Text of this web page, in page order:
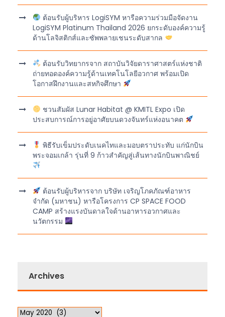
ต้อนรับผู้บริหาร LogiSYM หารือความร่วมมือจัดงาน
LogiSYM Platinum Thailand 2026 ยกระดับองค์ความรู้
ด้านโลจิสติกส์และซัพพลายเชนระดับสากล
ต้อนรับวิทยากรจาก สถาบันวิจัยดาราศาสตร์แห่งชาติ
ถ่ายทอดองค์ความรู้ด้านเทคโนโลยีอวกาศ พร้อมเปิด
โอกาสฝึกงานและสหกิจศึกษา
ชวนสัมผัส Lunar Habitat @ KMITL Expo เปิด
ประสบการณ์การอยู่อาศัยบนดวงจันทร์แห่งอนาคต
พิธีรับเข็มประดับเนคไทและมอบตราประทับ แก่นักบิน
พระจอมเกล้า รุ่นที่ 9 ก้าวสำคัญสู่เส้นทางนักบินพาณิชย์
ต้อนรับผู้บริหารจาก บริษัท เจริญโภคภัณฑ์อาหาร
จำกัด (มหาชน) หารือโครงการ CP SPACE FOOD
CAMP สร้างแรงบันดาลใจด้านอาหารอวกาศและ
นวัตกรรม
Archives